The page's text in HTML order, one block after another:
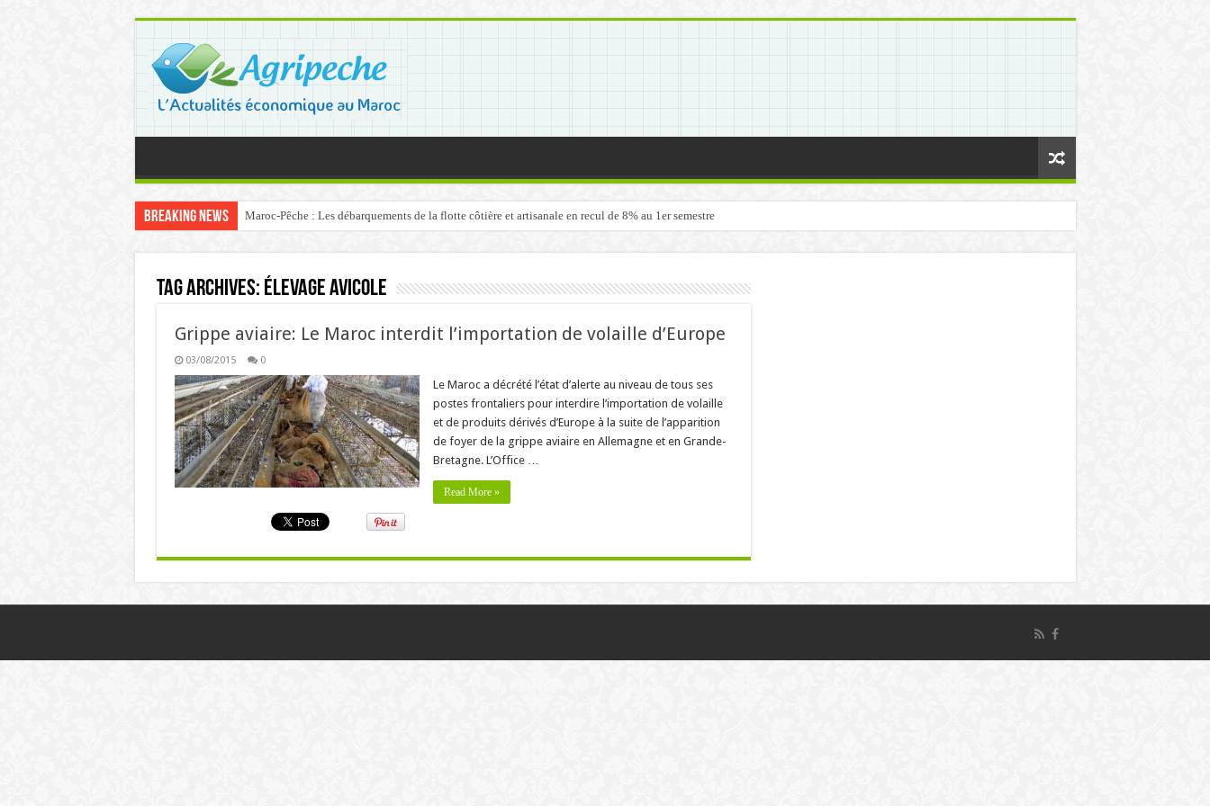
Breaking News Maroc-Pêche : Les débarquements de la flotte côtière et artisanale en recul de 8% au 1er semestre
Tag Archives: élevage avicole
Grippe aviaire: Le Maroc interdit l’importation de volaille d’Europe
03/08/2015 0
Le Maroc a décrété l’état d’alerte au niveau de tous ses
postes frontaliers pour interdire l’importation de volaille
et de produits dérivés d’Europe à la suite de l’apparition
de foyer de la grippe aviaire en Allemagne et en Grande-
Bretagne. L’Office …
Read More »